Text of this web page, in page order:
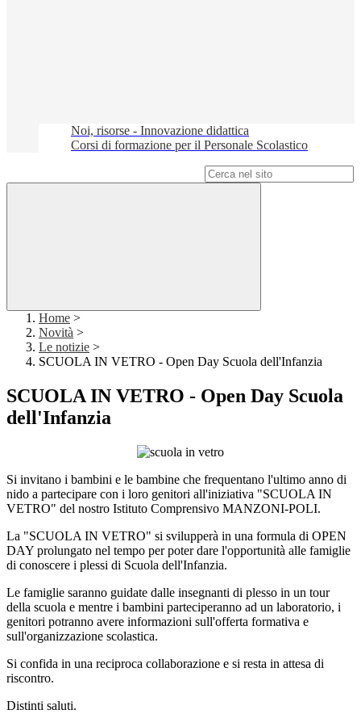
Noi, risorse - Innovazione didattica
Corsi di formazione per il Personale Scolastico
Home >
Novità >
Le notizie >
SCUOLA IN VETRO - Open Day Scuola dell'Infanzia
SCUOLA IN VETRO - Open Day Scuola
dell'Infanzia
Si invitano i bambini e le bambine che frequentano l'ultimo anno di
nido a partecipare con i loro genitori all'iniziativa "SCUOLA IN
VETRO" del nostro Istituto Comprensivo MANZONI-POLI.
La "SCUOLA IN VETRO" si svilupperà in una formula di OPEN
DAY prolungato nel tempo per poter dare l'opportunità alle famiglie
di conoscere i plessi di Scuola dell'Infanzia.
Le famiglie saranno guidate dalle insegnanti di plesso in un tour
della scuola e mentre i bambini parteciperanno ad un laboratorio, i
genitori potranno avere informazioni sull'offerta formativa e
sull'organizzazione scolastica.
Si confida in una reciproca collaborazione e si resta in attesa di
riscontro.
Distinti saluti.